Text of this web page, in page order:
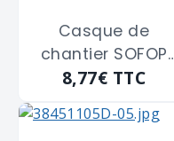
Casque de
chantier SOFOP
"oceanic2" jaune
8,77€ TTC